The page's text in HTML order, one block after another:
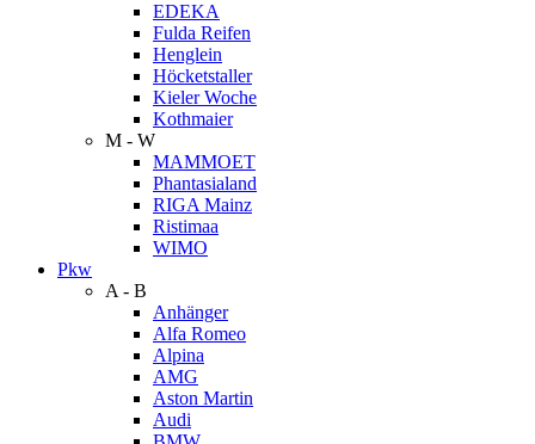
EDEKA
Fulda Reifen
Henglein
Höcketstaller
Kieler Woche
Kothmaier
M - W
MAMMOET
Phantasialand
RIGA Mainz
Ristimaa
WIMO
Pkw
A - B
Anhänger
Alfa Romeo
Alpina
AMG
Aston Martin
Audi